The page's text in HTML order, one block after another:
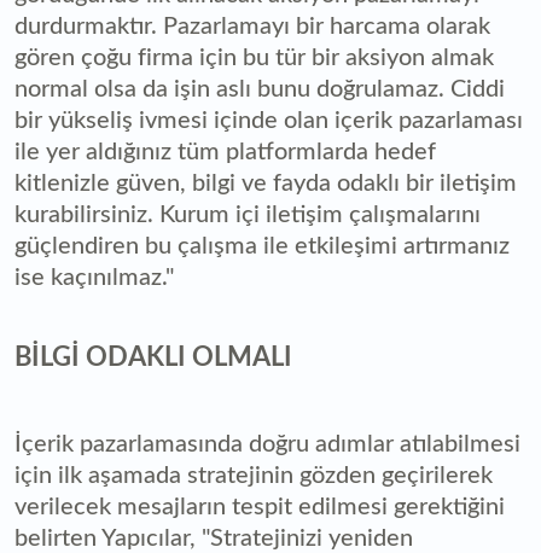
durdurmaktır. Pazarlamayı bir harcama olarak
gören çoğu firma için bu tür bir aksiyon almak
normal olsa da işin aslı bunu doğrulamaz. Ciddi
bir yükseliş ivmesi içinde olan içerik pazarlaması
ile yer aldığınız tüm platformlarda hedef
kitlenizle güven, bilgi ve fayda odaklı bir iletişim
kurabilirsiniz. Kurum içi iletişim çalışmalarını
güçlendiren bu çalışma ile etkileşimi artırmanız
ise kaçınılmaz."
BİLGİ ODAKLI OLMALI
İçerik pazarlamasında doğru adımlar atılabilmesi
için ilk aşamada stratejinin gözden geçirilerek
verilecek mesajların tespit edilmesi gerektiğini
belirten Yapıcılar, "Stratejinizi yeniden